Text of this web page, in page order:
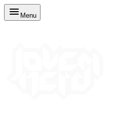
Menu